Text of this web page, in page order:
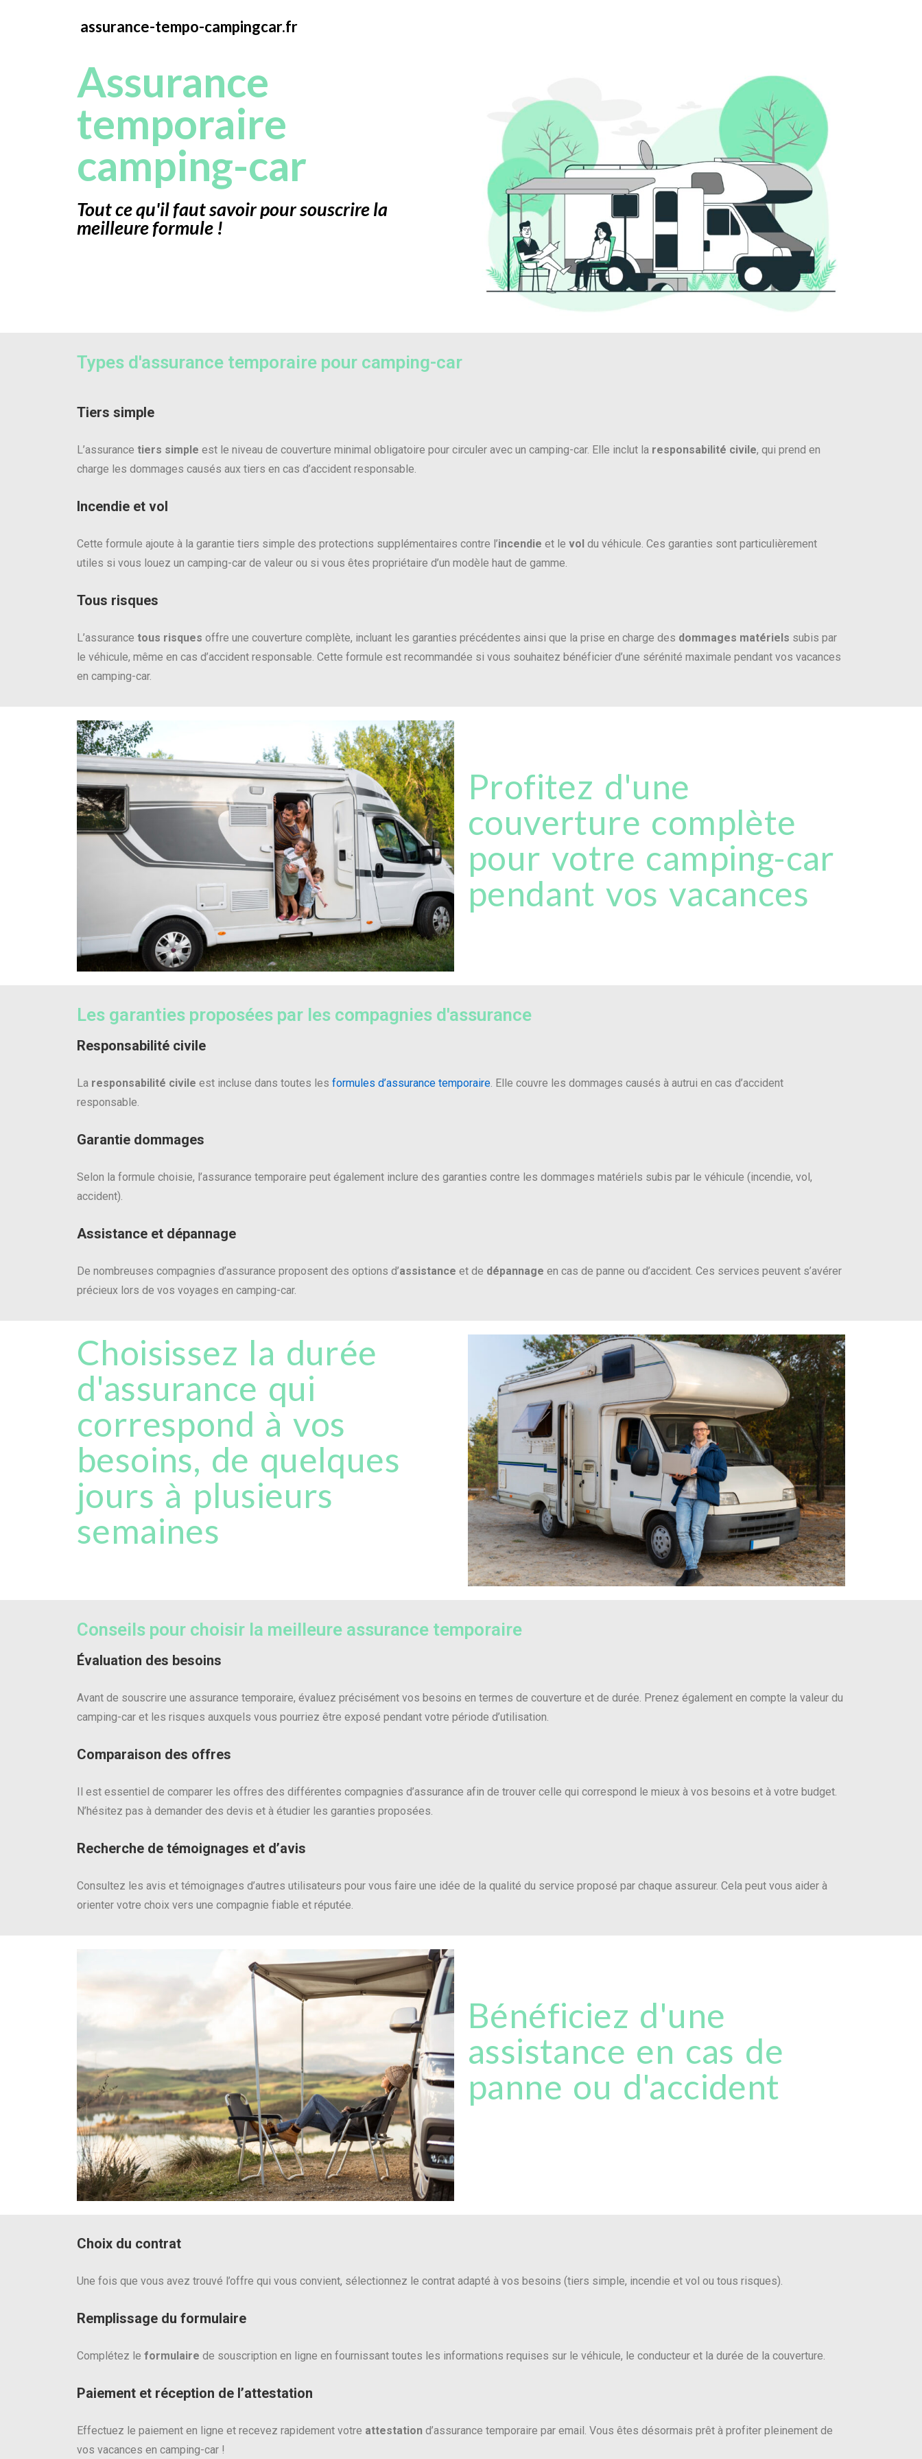
assurance-tempo-campingcar.fr
Assurance
temporaire
camping-car
Tout ce qu'il faut savoir pour souscrire la
meilleure formule !
Types d'assurance temporaire pour camping-car
Tiers simple
L’assurance tiers simple est le niveau de couverture minimal obligatoire pour circuler avec un camping-car. Elle inclut la responsabilité civile, qui prend en
charge les dommages causés aux tiers en cas d’accident responsable.
Incendie et vol
Cette formule ajoute à la garantie tiers simple des protections supplémentaires contre l’incendie et le vol du véhicule. Ces garanties sont particulièrement
utiles si vous louez un camping-car de valeur ou si vous êtes propriétaire d’un modèle haut de gamme.
Tous risques
L’assurance tous risques offre une couverture complète, incluant les garanties précédentes ainsi que la prise en charge des dommages matériels subis par
le véhicule, même en cas d’accident responsable. Cette formule est recommandée si vous souhaitez bénéficier d’une sérénité maximale pendant vos vacances
en camping-car.
Profitez d'une
couverture complète
pour votre camping-car
pendant vos vacances
Les garanties proposées par les compagnies d'assurance
Responsabilité civile
La responsabilité civile est incluse dans toutes les formules d’assurance temporaire. Elle couvre les dommages causés à autrui en cas d’accident
responsable.
Garantie dommages
Selon la formule choisie, l’assurance temporaire peut également inclure des garanties contre les dommages matériels subis par le véhicule (incendie, vol,
accident).
Assistance et dépannage
De nombreuses compagnies d’assurance proposent des options d’assistance et de dépannage en cas de panne ou d’accident. Ces services peuvent s’avérer
précieux lors de vos voyages en camping-car.
Choisissez la durée
d'assurance qui
correspond à vos
besoins, de quelques
jours à plusieurs
semaines
Conseils pour choisir la meilleure assurance temporaire
Évaluation des besoins
Avant de souscrire une assurance temporaire, évaluez précisément vos besoins en termes de couverture et de durée. Prenez également en compte la valeur du
camping-car et les risques auxquels vous pourriez être exposé pendant votre période d’utilisation.
Comparaison des offres
Il est essentiel de comparer les offres des différentes compagnies d’assurance afin de trouver celle qui correspond le mieux à vos besoins et à votre budget.
N’hésitez pas à demander des devis et à étudier les garanties proposées.
Recherche de témoignages et d’avis
Consultez les avis et témoignages d’autres utilisateurs pour vous faire une idée de la qualité du service proposé par chaque assureur. Cela peut vous aider à
orienter votre choix vers une compagnie fiable et réputée.
Bénéficiez d'une
assistance en cas de
panne ou d'accident
Choix du contrat
Une fois que vous avez trouvé l’offre qui vous convient, sélectionnez le contrat adapté à vos besoins (tiers simple, incendie et vol ou tous risques).
Remplissage du formulaire
Complétez le formulaire de souscription en ligne en fournissant toutes les informations requises sur le véhicule, le conducteur et la durée de la couverture.
Paiement et réception de l’attestation
Effectuez le paiement en ligne et recevez rapidement votre attestation d’assurance temporaire par email. Vous êtes désormais prêt à profiter pleinement de
vos vacances en camping-car !